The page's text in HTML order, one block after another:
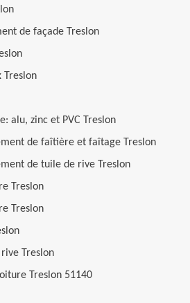
de façade Treslon
Treslon
alu, zinc et PVC Treslon
de faîtière et faîtage Treslon
de tuile de rive Treslon
Treslon
Treslon
Treslon
Treslon 51140